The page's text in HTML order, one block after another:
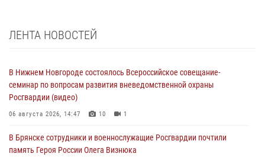
ЛЕНТА НОВОСТЕЙ
В Нижнем Новгороде состоялось Всероссийское совещание-
семинар по вопросам развития вневедомственной охраны
Росгвардии (видео)
06 августа 2026, 14:47 10 1
В Брянске сотрудники и военнослужащие Росгвардии почтили
память Героя России Олега Визнюка